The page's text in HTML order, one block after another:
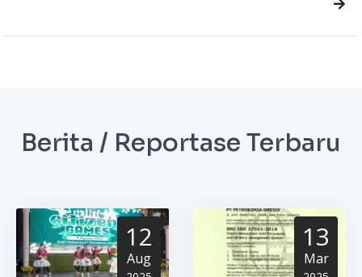
Berita / Reportase Terbaru
12
Aug
13
Mar